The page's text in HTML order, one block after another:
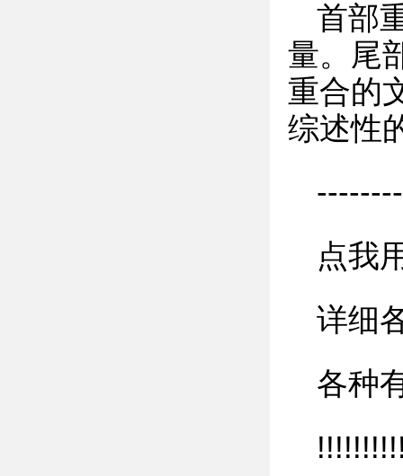
首部
量。尾
重合的
综述性
点我
详细
各种